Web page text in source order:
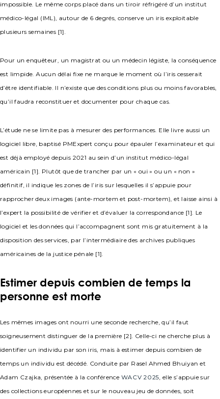
impossible. Le même corps placé dans un tiroir réfrigéré d’un institut
médico-légal (IML), autour de 6 degrés, conserve un iris exploitable
plusieurs semaines [1].
Pour un enquêteur, un magistrat ou un médecin légiste, la conséquence
est limpide. Aucun délai fixe ne marque le moment où l’iris cesserait
d’être identifiable. Il n’existe que des conditions plus ou moins favorables,
qu’il faudra reconstituer et documenter pour chaque cas.
L’étude ne se limite pas à mesurer des performances. Elle livre aussi un
logiciel libre, baptisé PMExpert conçu pour épauler l’examinateur et qui
est déjà employé depuis 2021 au sein d’un institut médico-légal
américain [1]. Plutôt que de trancher par un « oui » ou un « non »
définitif, il indique les zones de l’iris sur lesquelles il s’appuie pour
rapprocher deux images (ante-mortem et post-mortem), et laisse ainsi à
l’expert la possibilité de vérifier et d’évaluer la correspondance [1]. Le
logiciel et les données qui l’accompagnent sont mis gratuitement à la
disposition des services, par l’intermédiaire des archives publiques
américaines de la justice pénale [1].
Estimer depuis combien de temps la
personne est morte
Les mêmes images ont nourri une seconde recherche, qu’il faut
soigneusement distinguer de la première [2]. Celle-ci ne cherche plus à
identifier un individu par son iris, mais à estimer depuis combien de
temps un individu est décédé. Conduite par Rasel Ahmed Bhuiyan et
Adam Czajka, présentée à la conférence WACV 2025, elle s’appuie sur
des collections européennes et sur le nouveau jeu de données, soit